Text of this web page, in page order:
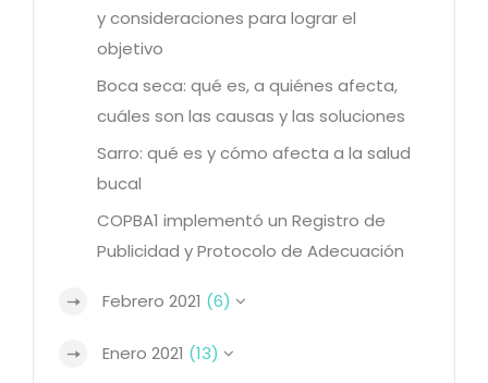
y consideraciones para lograr el
objetivo
Boca seca: qué es, a quiénes afecta,
cuáles son las causas y las soluciones
Sarro: qué es y cómo afecta a la salud
bucal
COPBA1 implementó un Registro de
Publicidad y Protocolo de Adecuación
Febrero 2021 (6)
Enero 2021 (13)